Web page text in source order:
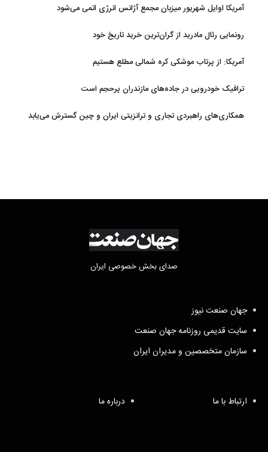
آمریکا اوایل شهریور میزبان مجمع آژانس انرژی اتمی می‌شود
رونمایی رئال مادرید از گران‌ترین خرید تاریخ خود
آمریکا: از پرتاب موشکی کره شمالی مطلع هستیم
ترافیک خودرویی در جاده‌های مازندران پرحجم است
همکاری‌های راهبردی تجاری و ترانزیتی ایران و چین گسترش می‌یابد
صدای بخش خصوصی ایران
جهان صنعت نیوز
سایت قدیمی روزنامه جهان صنعت
سازمان متخصصین و مدیران ایران
ارتباط با ما درباره ما